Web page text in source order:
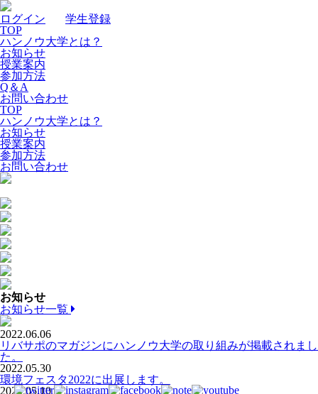
ログイン
学生登録
TOP
ハンノウ大学とは？
お知らせ
授業案内
参加方法
Q＆A
お問い合わせ
TOP
ハンノウ大学とは？
お知らせ
授業案内
参加方法
お問い合わせ
お知らせ
お知らせ一覧
2022.06.06
リバサポのマガジンにハンノウ大学の取り組みが掲載されまし
た。
2022.05.30
環境フェスタ2022に出展します。
2022.05.10